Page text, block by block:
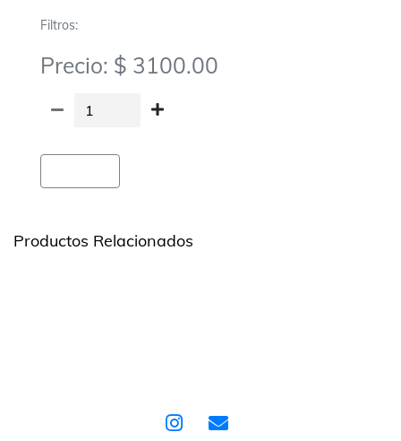
Filtros:
Precio: $ 3100.00
Productos Relacionados